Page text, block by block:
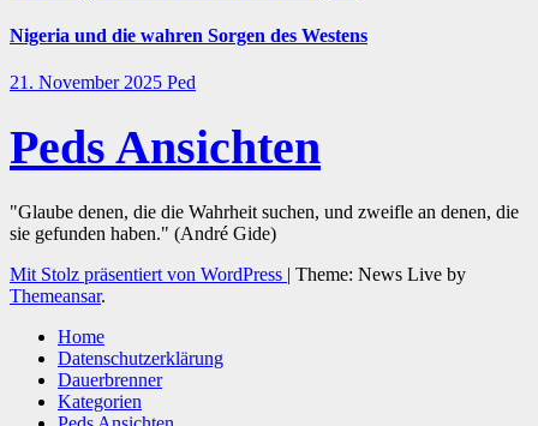
Nigeria und die wahren Sorgen des Westens
21. November 2025 Ped
Peds Ansichten
"Glaube denen, die die Wahrheit suchen, und zweifle an denen, die
sie gefunden haben." (André Gide)
Mit Stolz präsentiert von WordPress | Theme: News Live by
Themeansar.
Home
Datenschutzerklärung
Dauerbrenner
Kategorien